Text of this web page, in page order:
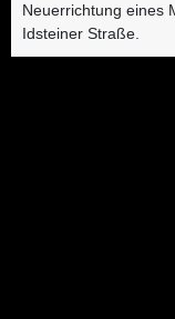
Neuerrichtung eines
Idsteiner Straße.